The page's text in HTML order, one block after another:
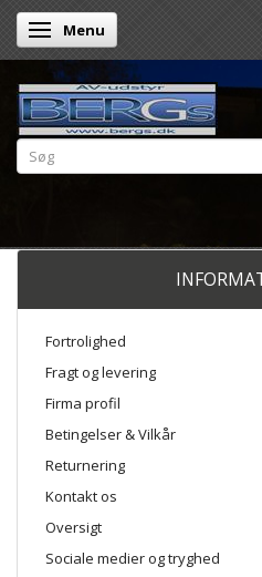
Skifte navigation
Menu
Fortrolighed
Fragt og levering
Firma profil
Betingelser & Vilkår
Returnering
Kontakt os
Oversigt
Sociale medier og tryghed